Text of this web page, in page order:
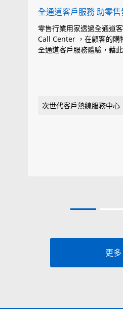
全通道客戶服務 助零
零售行業用家透過全通道
Call Center ，在顧客的購
全通道客戶服務體驗，藉
次世代客戶熱線服務中心
更多